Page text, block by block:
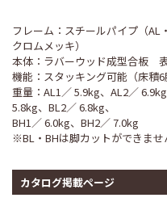
フレーム：スチールパイプ（AL
クロムメッキ）
本体：ラバーウッド成型合板
機能：スタッキング可能（床積
重量：AL1／ 5.9kg、AL2／
5.8kg、BL2／ 6.8kg、
BH1／ 6.0kg、BH2／ 7.0kg
※BL・BHは脚カットができませ
カタログ掲載ページ